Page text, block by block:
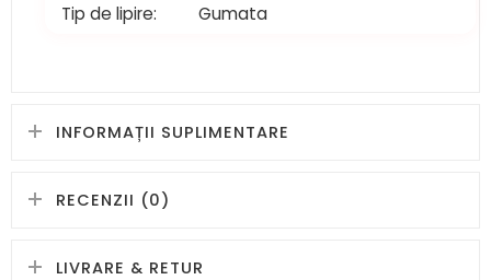
Tip de lipire:
Gumata
INFORMAȚII SUPLIMENTARE
RECENZII (0)
LIVRARE & RETUR